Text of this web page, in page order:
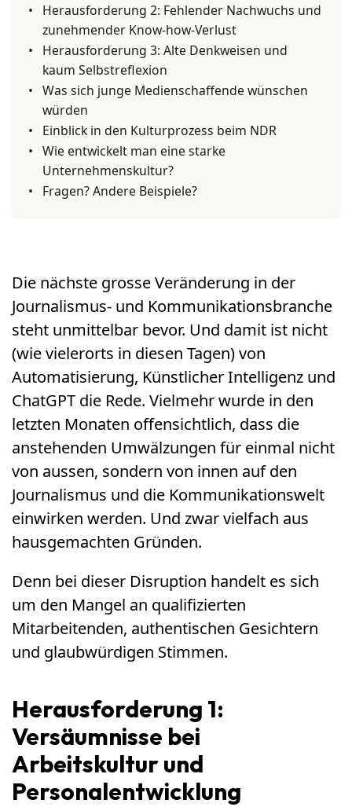
Die nächste grosse Veränderung in der
Journalismus- und Kommunikationsbranche
steht unmittelbar bevor. Und damit ist nicht
(wie vielerorts in diesen Tagen) von
Automatisierung, Künstlicher Intelligenz und
ChatGPT die Rede. Vielmehr wurde in den
letzten Monaten offensichtlich, dass die
anstehenden Umwälzungen für einmal nicht
von aussen, sondern von innen auf den
Journalismus und die Kommunikationswelt
einwirken werden. Und zwar vielfach aus
hausgemachten Gründen.
Denn bei dieser Disruption handelt es sich
um den Mangel an qualifizierten
Mitarbeitenden, authentischen Gesichtern
und glaubwürdigen Stimmen.
Herausforderung 1:
Versäumnisse bei
Arbeitskultur und
Personalentwicklung
Herausforderung 2: Fehlender Nachwuchs und
zunehmender Know-how-Verlust
Herausforderung 3: Alte Denkweisen und
kaum Selbstreflexion
Was sich junge Medienschaffende wünschen
würden
Einblick in den Kulturprozess beim NDR
Wie entwickelt man eine starke
Unternehmenskultur?
Fragen? Andere Beispiele?